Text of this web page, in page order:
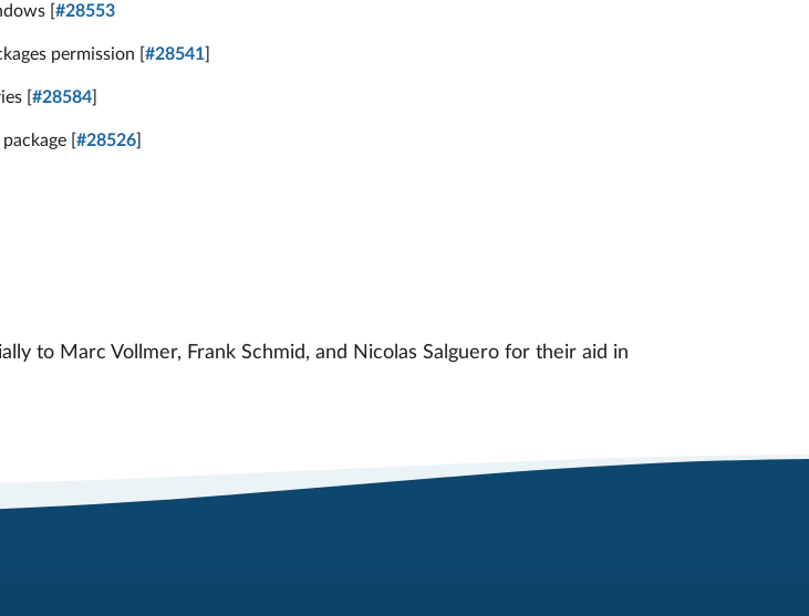
[ #28553
permission [ #28541
[ #28584
[ #28526
to Marc Vollmer, Frank Schmid, and Nicolas Salguero for their aid in